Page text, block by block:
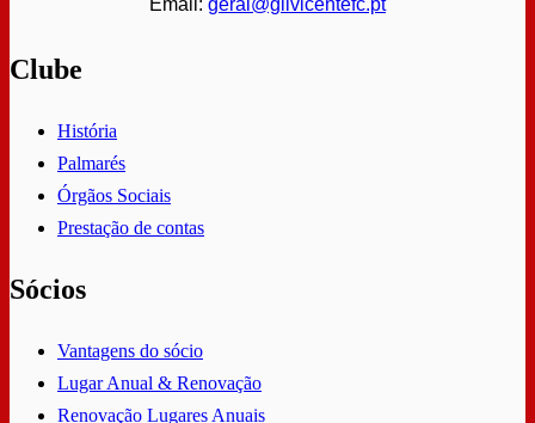
Email: geral@gilvicentefc.pt
Clube
História
Palmarés
Órgãos Sociais
Prestação de contas
Sócios
Vantagens do sócio
Lugar Anual & Renovação
Renovação Lugares Anuais